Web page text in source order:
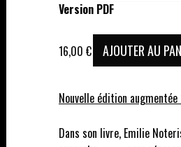
Version PDF
16,00 € AJOUTER AU
Nouvelle édition
Dans son livre, Emilie